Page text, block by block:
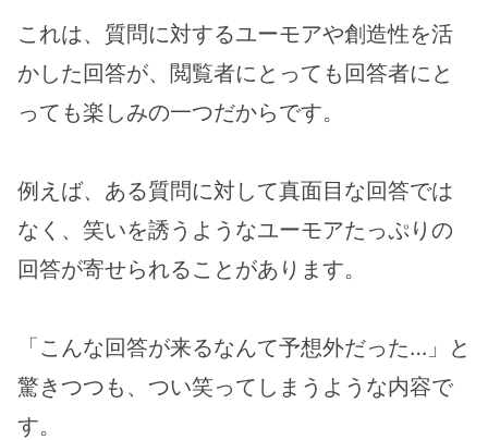
これは、質問に対するユーモアや創造性を活
かした回答が、閲覧者にとっても回答者にと
っても楽しみの一つだからです。
例えば、ある質問に対して真面目な回答では
なく、笑いを誘うようなユーモアたっぷりの
回答が寄せられることがあります。
「こんな回答が来るなんて予想外だった…」と
驚きつつも、つい笑ってしまうような内容で
す。